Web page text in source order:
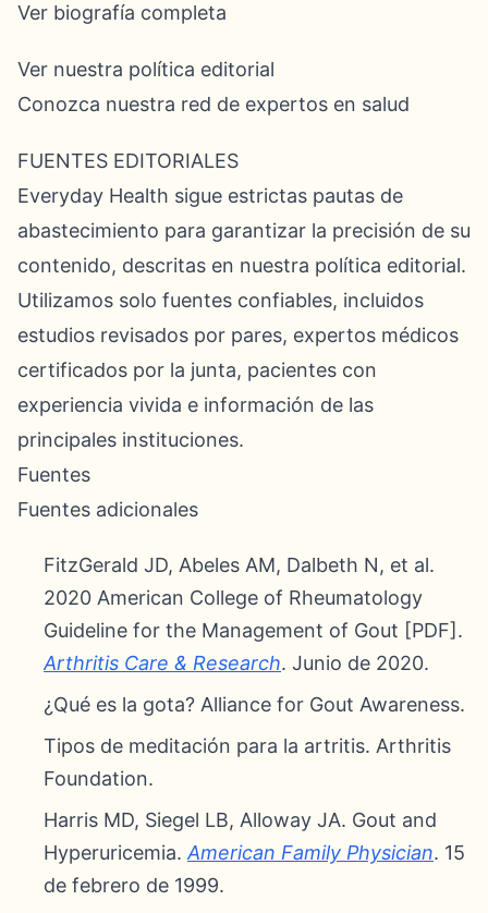
Ver biografía completa
Ver nuestra política editorial
Conozca nuestra red de expertos en salud
FUENTES EDITORIALES
Everyday Health sigue estrictas pautas de
abastecimiento para garantizar la precisión de su
contenido, descritas en nuestra política editorial.
Utilizamos solo fuentes confiables, incluidos
estudios revisados por pares, expertos médicos
certificados por la junta, pacientes con
experiencia vivida e información de las
principales instituciones.
Fuentes
Fuentes adicionales
FitzGerald JD, Abeles AM, Dalbeth N, et al.
2020 American College of Rheumatology
Guideline for the Management of Gout [PDF].
Arthritis Care & Research. Junio de 2020.
¿Qué es la gota? Alliance for Gout Awareness.
Tipos de meditación para la artritis. Arthritis
Foundation.
Harris MD, Siegel LB, Alloway JA. Gout and
Hyperuricemia. American Family Physician. 15
de febrero de 1999.